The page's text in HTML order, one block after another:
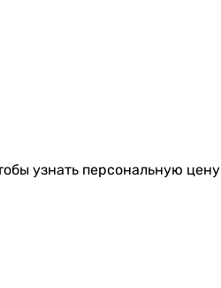
узнать персональную цену